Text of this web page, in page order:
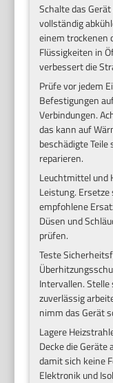
Schalte das
vollständig
einem trockenen
Flüssigkeiten in
verbessert die
Prüfe vor jedem
Befestigungen
Verbindungen.
das kann auf
beschädigte
reparieren.
Leuchtmittel und
Leistung.
empfohlene
Düsen und
prüfen.
Teste
Intervallen.
zuverlässig
nimm das Gerät
Lagere
Decke die
damit sich keine
Elektronik und